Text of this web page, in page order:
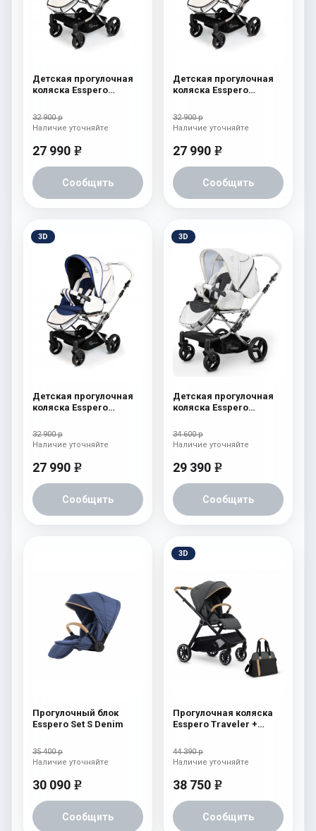
Детская прогулочная
коляска Esspero
Green
32 900 р
27 990 e
Сообщить
Наличие уточняйте
Детская прогулочная
коляска Esspero
Brown
32 900 р
27 990 e
Сообщить
Наличие уточняйте
3D
Детская прогулочная
коляска Esspero
Ocean
32 900 р
27 990 e
Сообщить
Наличие уточняйте
3D
Детская прогулочная
коляска Esspero
34 600 р
29 390 e
Сообщить
Наличие уточняйте
Прогулочный блок
Esspero Set S Denim
35 400 р
30 090 e
Сообщить
Наличие уточняйте
3D
Прогулочная коляска
Esspero Traveler +
44 390 р
38 750 e
Сообщить
Наличие уточняйте